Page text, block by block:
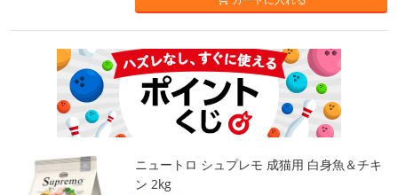
ニュートロ シュプレモ 成猫用 白身魚＆チキ
ン 2kg